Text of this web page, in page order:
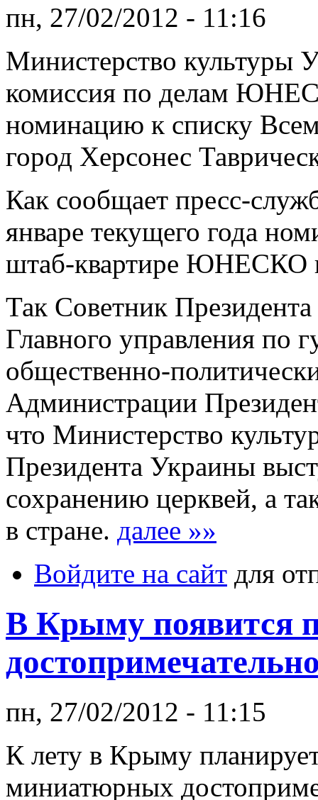
пн, 27/02/2012 - 11:16
Министерство культуры
комиссия по делам
номинацию к списку
город Херсонес
Как сообщает пресс-
январе текущего года
штаб-квартире ЮНЕСКО
Так Советник
Главного управления по
общественно-
Администрации
что Министерство
Президента Украины
сохранению церквей, а
в стране. далее »»
Войдите на сайт для
В Крыму появится
пн, 27/02/2012 - 11:15
К лету в Крыму
миниатюрных